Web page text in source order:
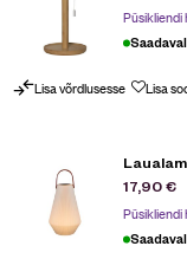
Püsikliendi
Saadaval
Lisa võrdlusesse Lisa
17,90€
Püsikliendi
Saadaval